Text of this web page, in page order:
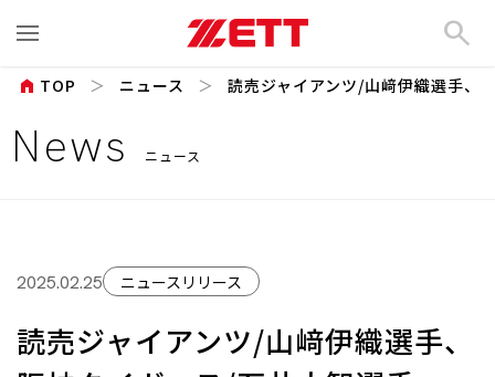
search
News ニュース
home TOP ニュース 読売ジャイアンツ/山﨑伊織選手、
2025.02.25 ニュースリリース
読売ジャイアンツ/山﨑伊織選手、